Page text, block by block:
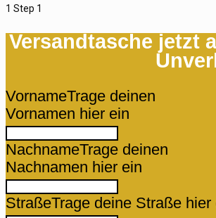
1 Step 1
Versandtasche jetzt
VornameTrage deinen
Vornamen hier ein
NachnameTrage deinen
Nachnamen hier ein
StraßeTrage deine Straße hier